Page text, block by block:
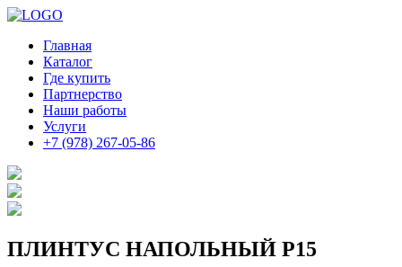
Главная
Каталог
Где купить
Партнерство
Наши работы
Услуги
+7 (978) 267-05-86
ПЛИНТУС НАПОЛЬНЫЙ P15